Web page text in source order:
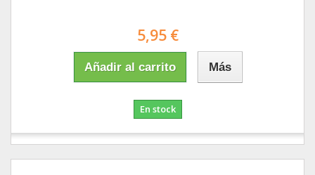
5,95 €
Añadir al carrito Más
En stock